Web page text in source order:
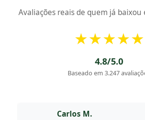
Avaliações reais de quem já
★★★★★
4.8/5.0
Baseado em 3.247
Carlos M.